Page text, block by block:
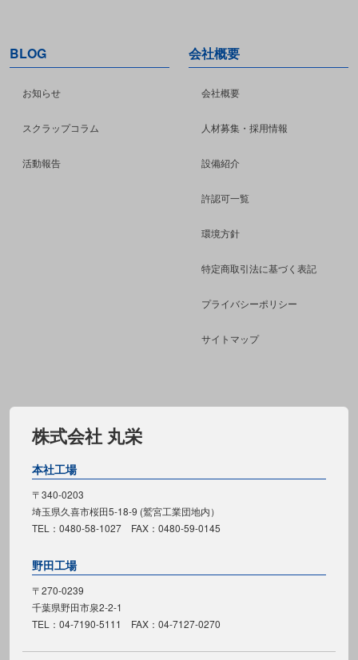
BLOG
お知らせ
スクラップコラム
活動報告
会社概要
会社概要
人材募集・採用情報
設備紹介
許認可一覧
環境方針
特定商取引法に基づく表記
プライバシーポリシー
サイトマップ
株式会社 丸栄
本社工場
〒340-0203
埼玉県久喜市桜田5-18-9 (鷲宮工業団地内）
TEL：0480-58-1027 FAX：0480-59-0145
野田工場
〒270-0239
千葉県野田市泉2-2-1
TEL：04-7190-5111 FAX：04-7127-0270